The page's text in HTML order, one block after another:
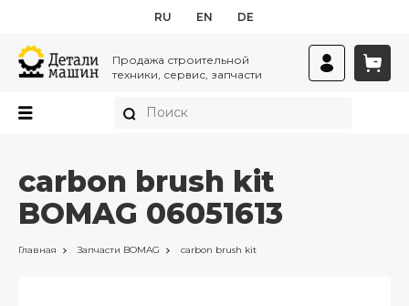
RU EN DE
Продажа строительной
техники, сервис, запчасти
carbon brush kit
BOMAG 06051613
Главная Запчасти BOMAG carbon brush kit